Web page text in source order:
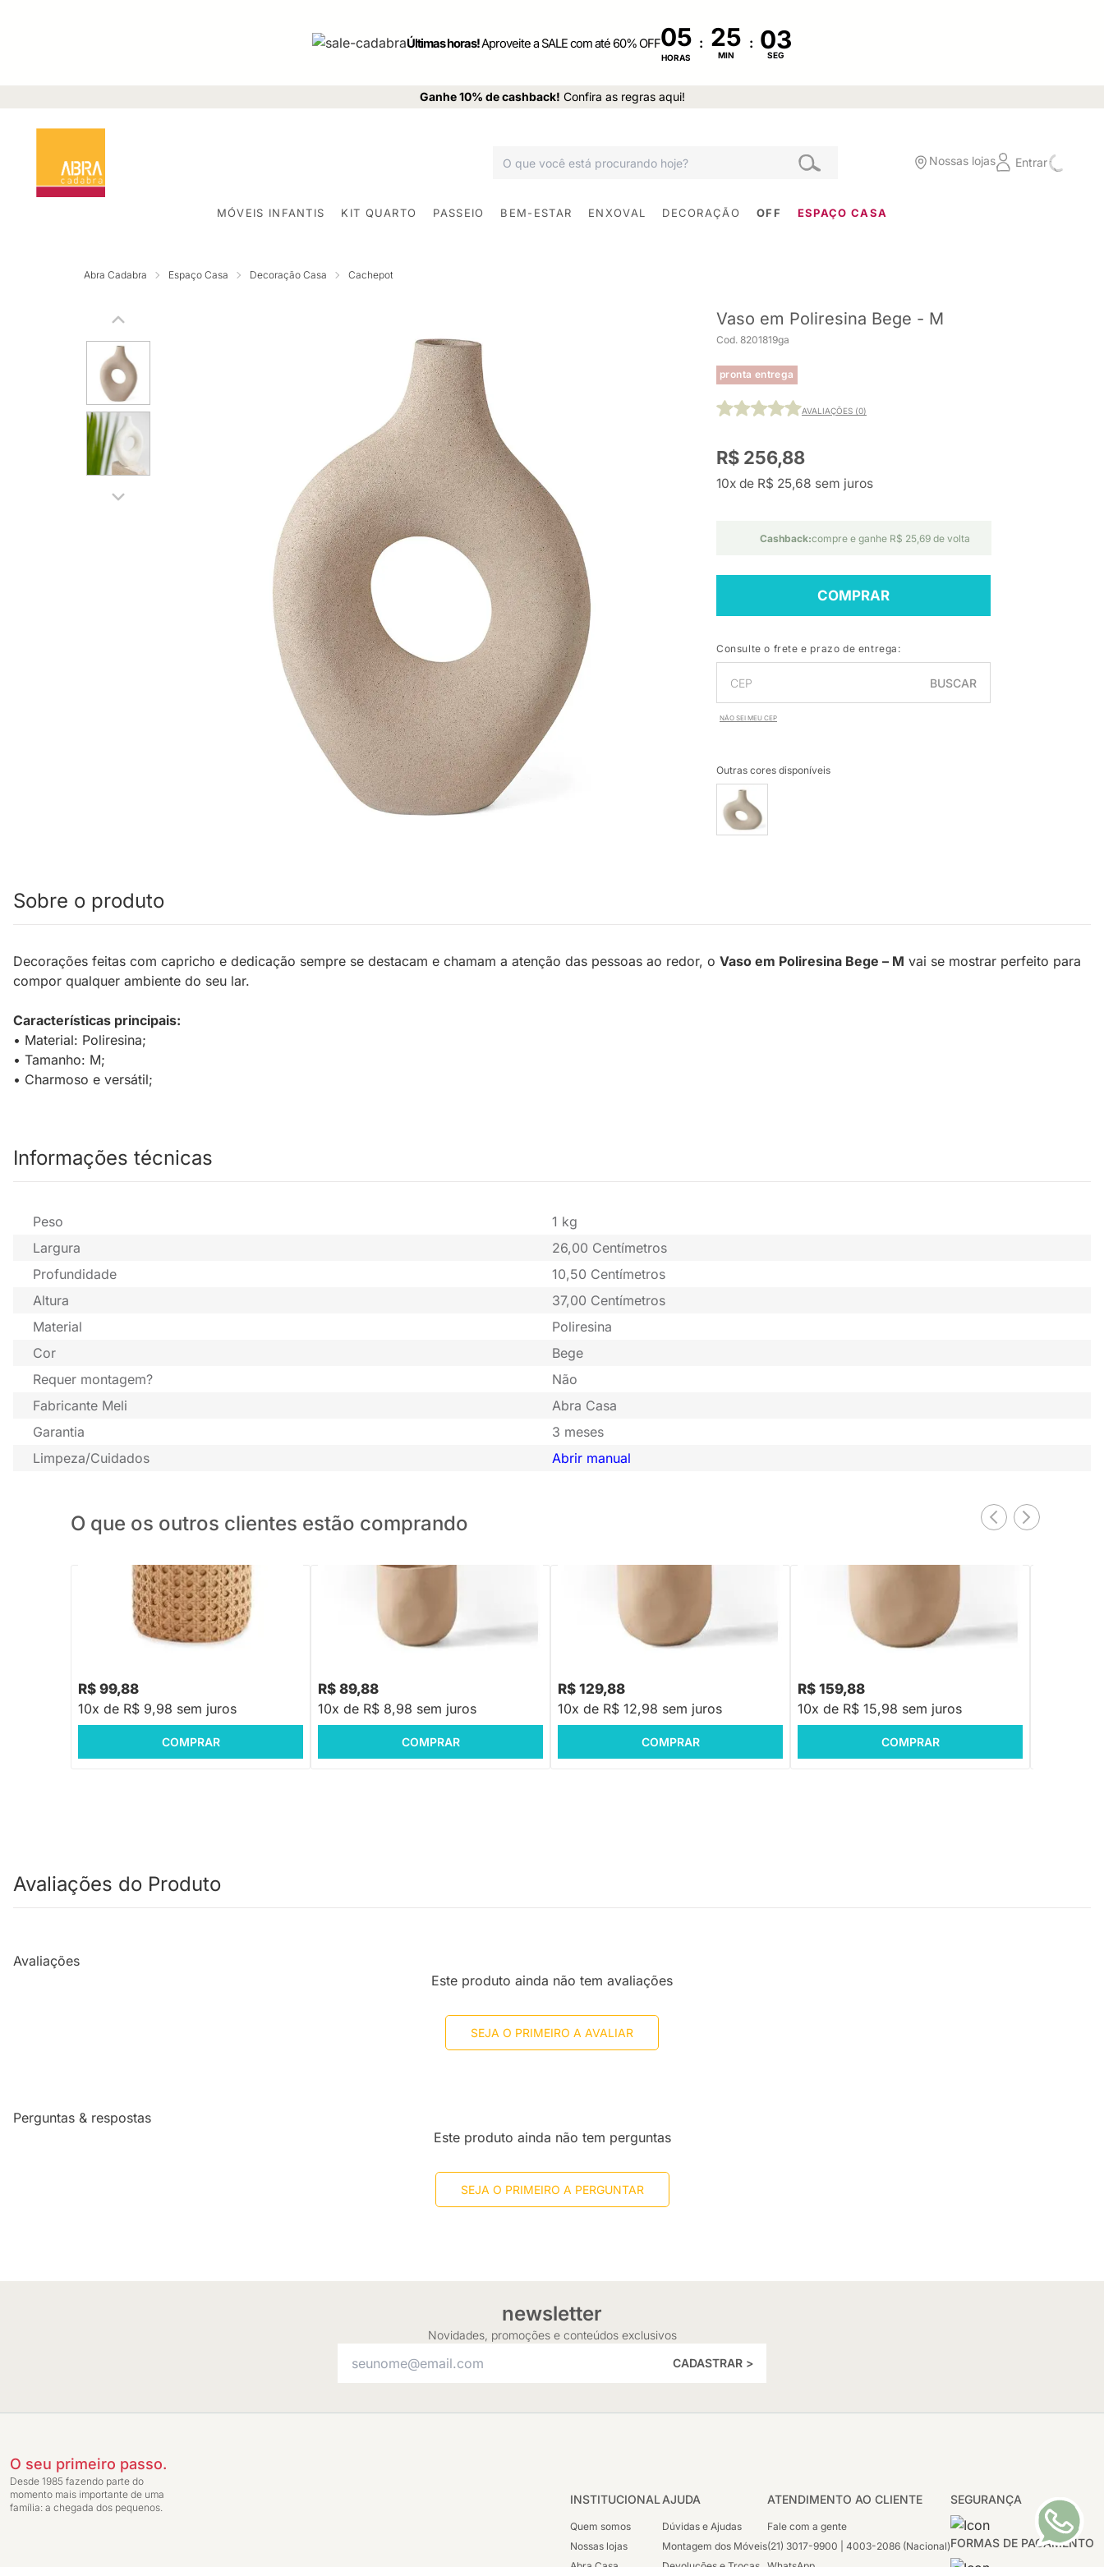
Últimas horas!Aproveite a SALE com até 60% OFF05
HORAS
:
MIN
:
SEG
Ganhe 10% de cashback! Confira as regras aqui!
Nossas lojas Entrar
MÓVEIS INFANTIS KIT QUARTO PASSEIO BEM-ESTAR ENXOVAL DECORAÇÃO OFF ESPAÇO CASA
Abra Cadabra Espaço Casa Decoração Casa Cachepot
Vaso em Poliresina Bege - M
Cod. 8201819ga
pronta entrega
AVALIAÇÕES (0)
R$ 256,88
10x de R$ 25,68 sem juros
Cashback:compre e ganhe R$ 25,69 de volta
COMPRAR
Consulte o frete e prazo de entrega:
BUSCAR
NÃO SEI MEU CEP
Outras cores disponíveis
Sobre o produto
Decorações feitas com capricho e dedicação sempre se destacam e chamam a atenção das pessoas ao redor, o Vaso em Poliresina Bege – M vai se mostrar perfeito para
compor qualquer ambiente do seu lar.
Características principais:
• Material: Poliresina;
• Tamanho: M;
• Charmoso e versátil;
Informações técnicas
Peso
1 kg
Largura
26,00 Centímetros
Profundidade
10,50 Centímetros
Altura
37,00 Centímetros
Material
Poliresina
Cor
Bege
Requer montagem?
Não
Fabricante Meli
Abra Casa
Garantia
3 meses
Limpeza/Cuidados
Abrir manual
O que os outros clientes estão comprando
PRONTA ENTREGA
Cachepot Trama - P
R$ 99,88
10x de R$ 9,98 sem juros
COMPRAR
Cachepot Argila - P
R$ 89,88
10x de R$ 8,98 sem juros
COMPRAR
Cachepot Argila - M
R$ 129,88
10x de R$ 12,98 sem juros
COMPRAR
Cachepot Argila - G
R$ 159,88
10x de R$ 15,98 sem juros
COMPRAR
Avaliações do Produto
Avaliações
Este produto ainda não tem avaliações
SEJA O PRIMEIRO A AVALIAR
Perguntas & respostas
Este produto ainda não tem perguntas
SEJA O PRIMEIRO A PERGUNTAR
newsletter
Novidades, promoções e conteúdos exclusivos
CADASTRAR >
O seu primeiro passo.
Desde 1985 fazendo parte do
momento mais importante de uma
família: a chegada dos pequenos.
INSTITUCIONAL
Quem somos
Nossas lojas
Abra Casa
AJUDA
Dúvidas e Ajudas
Montagem dos Móveis
Devoluções e Trocas
SEGURANÇA
FORMAS DE PAGAMENTO
ATENDIMENTO AO CLIENTE
Fale com a gente
(21) 3017-9900 | 4003-2086 (Nacional)
WhatsApp